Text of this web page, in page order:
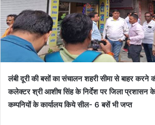
लंबी दूरी की बसों का संचालन शहरी सीमा से बाहर करने की
कलेक्टर श्री आशीष सिंह के निर्देश पर जिला
कम्पनियों के कार्यालय किये सील- 6 बसें भी जप्त